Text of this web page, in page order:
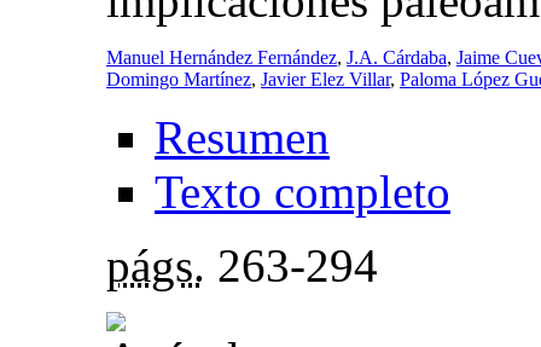
Manuel Hernández Fernández, J.A. Cárdaba, Jaime
Domingo Martínez, Javier Elez Villar, Paloma López
Resumen
Texto completo
págs. 263-294